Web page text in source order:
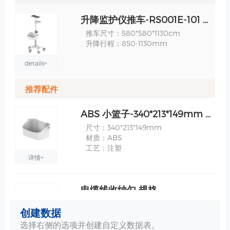
details+
升降监护仪推车-RS001E-101 规格
推车尺寸：580*580*1130cm
升降行程：850-1130mm
推荐配件
详情+
ABS 小篮子-340*213*149mm 规格
尺寸：340*213*149mm
材质：ABS
工艺：注塑
电缆线收纳勾 规格
创建数据
选择右侧的选项并创建自定义数据表。